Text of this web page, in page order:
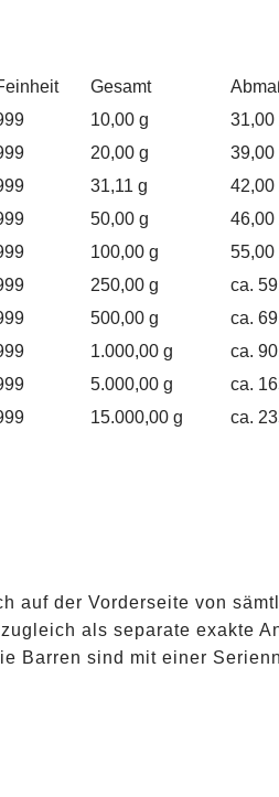
Gesamt
10,00 g
31,00
20,00 g
39,00
31,11 g
42,00
50,00 g
46,00
100,00 g
55,00
250,00 g
ca.
500,00 g
ca.
1.000,00 g
ca.
5.000,00 g
ca.
15.000,00 g ca.
auf der Vorderseite von
als separate exakte
Barren sind mit einer